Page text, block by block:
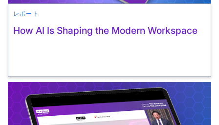
レポート
How AI Is Shaping the Modern Workspace